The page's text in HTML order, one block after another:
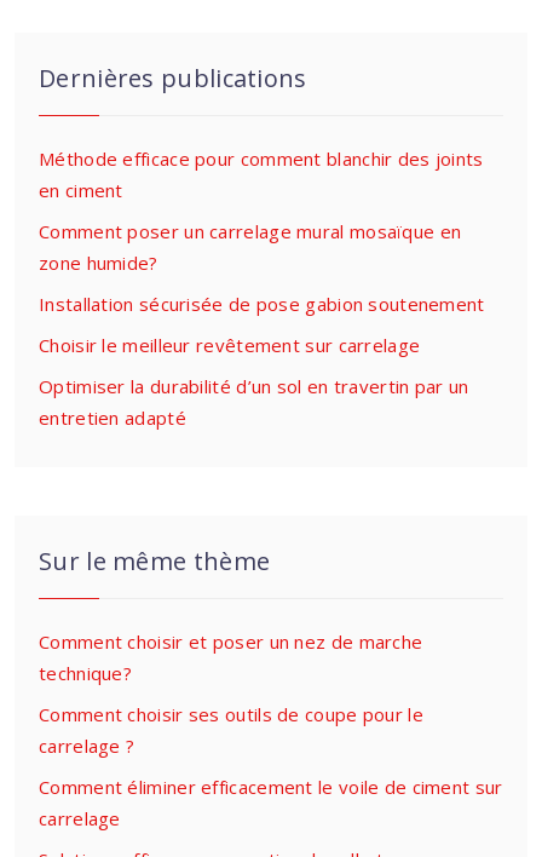
Dernières publications
Méthode efficace pour comment blanchir des joints
en ciment
Comment poser un carrelage mural mosaïque en
zone humide?
Installation sécurisée de pose gabion soutenement
Choisir le meilleur revêtement sur carrelage
Optimiser la durabilité d’un sol en travertin par un
entretien adapté
Sur le même thème
Comment choisir et poser un nez de marche
technique?
Comment choisir ses outils de coupe pour le
carrelage ?
Comment éliminer efficacement le voile de ciment sur
carrelage